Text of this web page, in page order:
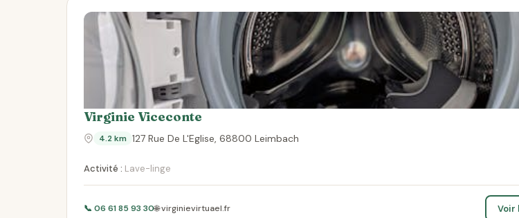
Virginie Viceconte
4.2 km 127 Rue De L'Eglise, 68800 Leimbach
Activité : Lave-linge
📞 06 61 85 93 30🌐 virginievirtuael.fr Voir